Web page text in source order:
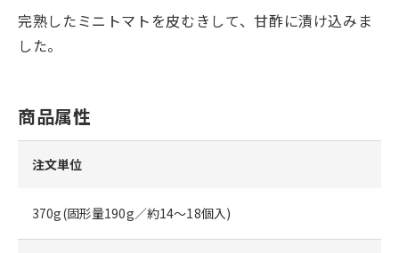
完熟したミニトマトを皮むきして、甘酢に漬け込みま
した。
商品属性
注文単位
370g(固形量190g／約14～18個入)